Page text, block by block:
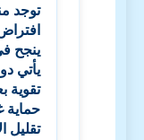
توجد
ينجح
يأتي
تقوية
حماية
تقليل